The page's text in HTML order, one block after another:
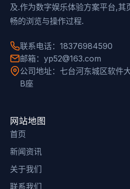
及.作为数字娱乐体验方案平台,其
畅的浏览与操作过程.
联系电话：18376984590
邮箱：yp52@163.com
公司地址：七台河东城区软件
B座
网站地图
首页
新闻资讯
关于我们
联系我们